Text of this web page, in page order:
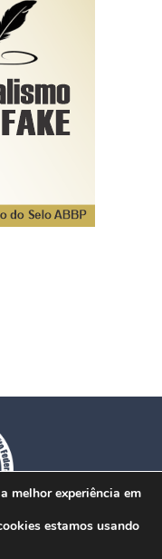
melhor experiência em
estamos usando